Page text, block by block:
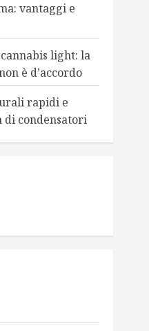
vantaggi e
light: la
è d’accordo
rapidi e
di condensatori